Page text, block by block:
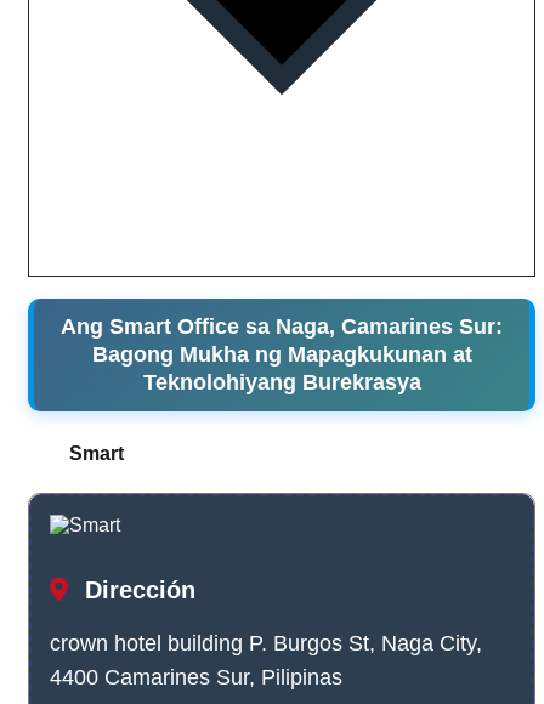
Ang Smart Office sa Naga, Camarines Sur:
Bagong Mukha ng Mapagkukunan at
Teknolohiyang Burekrasya
Smart
Dirección
crown hotel building P. Burgos St, Naga City,
4400 Camarines Sur, Pilipinas